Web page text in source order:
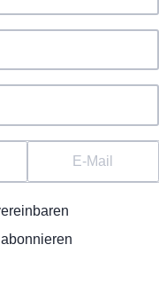
E-Mail